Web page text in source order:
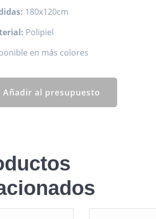
180x120cm
Polipiel
en más colores
Añadir al presupuesto